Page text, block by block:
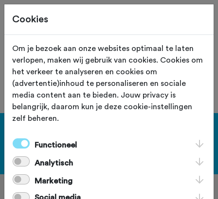
Site staat in teststand
XS
De vereniging met nummer "106050"
is niet gevonden.
Cookies
Om je bezoek aan onze websites optimaal te laten
verlopen, maken wij gebruik van cookies. Cookies om
het verkeer te analyseren en cookies om
(advertentie)inhoud te personaliseren en sociale
media content aan te bieden. Jouw privacy is
belangrijk, daarom kun je deze cookie-instellingen
zelf beheren.
Functioneel
Analytisch
Marketing